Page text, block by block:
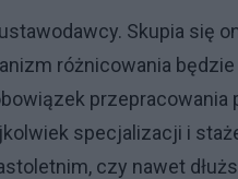
Skupia się
różnicowania
specjalizacji i
czy nawet